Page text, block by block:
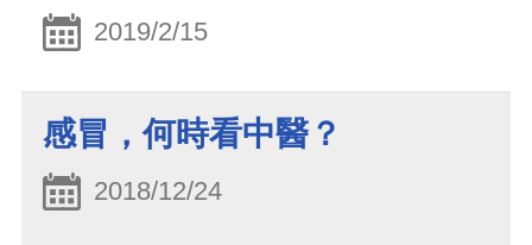
2019/2/15
感冒，何時看中醫？
2018/12/24